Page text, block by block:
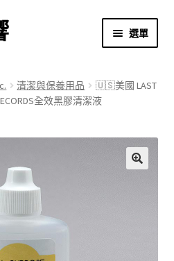
選單
清潔與保養用品
🇺🇸美國 LAST
全效黑膠清潔液